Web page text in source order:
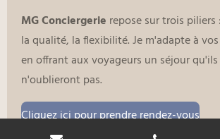
MG Conciergerie repose sur trois
la qualité, la flexibilité. Je m'adapte à
en offrant aux voyageurs un séjour qu'ils
n'oublieront pas.
Cliquez ici pour prendre rendez-vous